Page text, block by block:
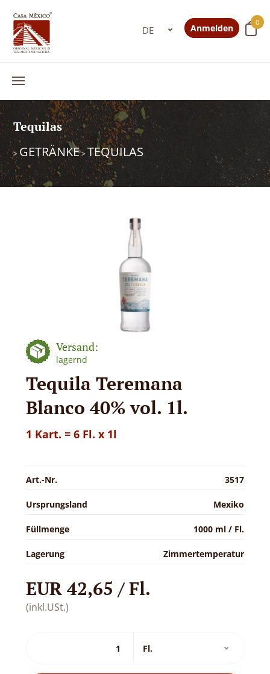
0
Anmelden
Tequilas
> GETRÄNKE>TEQUILAS
Versand:
lagernd
Tequila Teremana
Blanco 40% vol. 1l.
1 Kart. = 6 Fl. x 1l
Art.-Nr. 3517
Ursprungsland Mexiko
Füllmenge 1000 ml / Fl.
Lagerung Zimmertemperatur
EUR 42,65 / Fl.
(inkl.USt.)